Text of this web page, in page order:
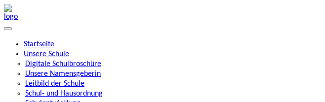
Startseite
Unsere Schule
Digitale Schulbroschüre
Unsere Namensgeberin
Leitbild der Schule
Schul- und Hausordnung